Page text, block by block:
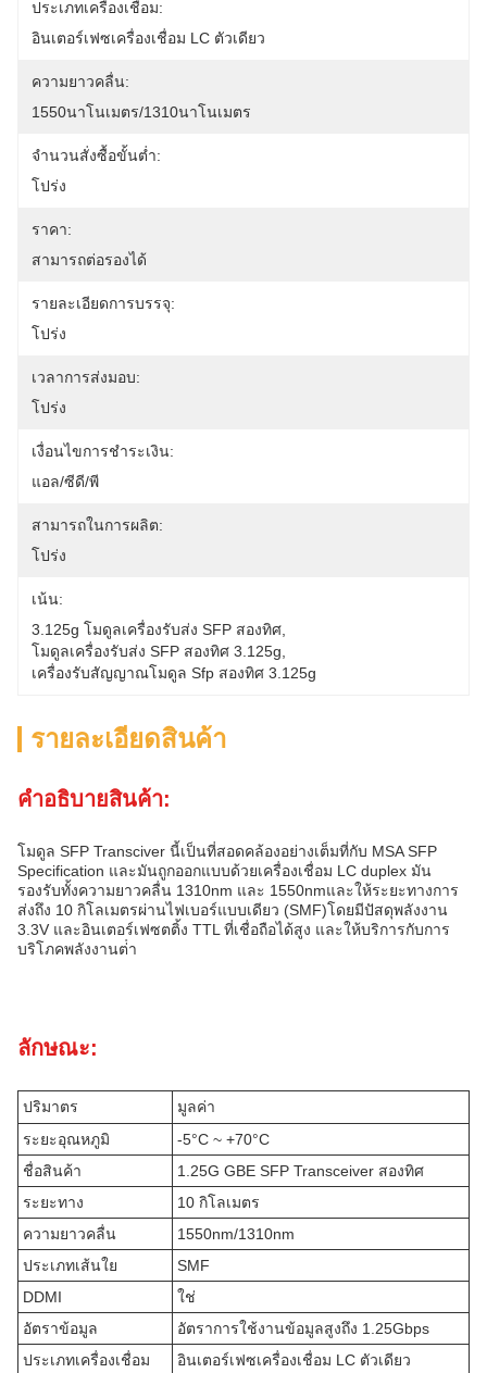
ประเภทเครื่องเชื่อม:
อินเตอร์เฟซเครื่องเชื่อม LC ตัวเดียว
ความยาวคลื่น:
1550นาโนเมตร/1310นาโนเมตร
จำนวนสั่งซื้อขั้นต่ำ:
โปร่ง
ราคา:
สามารถต่อรองได้
รายละเอียดการบรรจุ:
โปร่ง
เวลาการส่งมอบ:
โปร่ง
เงื่อนไขการชำระเงิน:
แอล/ซีดี/พี
สามารถในการผลิต:
โปร่ง
เน้น:
3.125g โมดูลเครื่องรับส่ง SFP สองทิศ
โมดูลเครื่องรับส่ง SFP สองทิศ 3.125g
เครื่องรับสัญญาณโมดูล Sfp สองทิศ 3.125g
รายละเอียดสินค้า
คําอธิบายสินค้า:
โมดูล SFP Transciver นี้เป็นที่สอดคล้องอย่างเต็มที่กับ MSA SFP
Specification และมันถูกออกแบบด้วยเครื่องเชื่อม LC duplex มัน
รองรับทั้งความยาวคลื่น 1310nm และ 1550nmและให้ระยะทางการ
ส่งถึง 10 กิโลเมตรผ่านไฟเบอร์แบบเดียว (SMF)โดยมีปัสดุพลังงาน
3.3V และอินเตอร์เฟซตติ้ง TTL ที่เชื่อถือได้สูง และให้บริการกับการ
บริโภคพลังงานต่ํา
ลักษณะ:
ปริมาตร
มูลค่า
ระยะอุณหภูมิ
-5°C ~ +70°C
ชื่อสินค้า
1.25G GBE SFP Transceiver สองทิศ
ระยะทาง
10 กิโลเมตร
ความยาวคลื่น
1550nm/1310nm
ประเภทเส้นใย
SMF
DDMI
ใช่
อัตราข้อมูล
อัตราการใช้งานข้อมูลสูงถึง 1.25Gbps
ประเภทเครื่องเชื่อม
อินเตอร์เฟซเครื่องเชื่อม LC ตัวเดียว